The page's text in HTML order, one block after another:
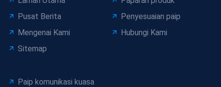
Pusat Berita
Penyesuaian paip
Mengenai Kami
Hubungi Kami
Sitemap
Paip komunikasi kuasa